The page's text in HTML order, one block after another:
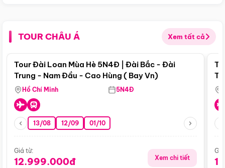
TOUR CHÂU Á Xem tất cả
Điểm nổi bật
Tour Đài Loan Mùa Hè 5N4Đ | Đài Bắc - Đài
Trung - Nam Đầu - Cao Hùng ( Bay Vn)
Hồ Chí Minh 5N4Đ
13/08 12/09 01/10
Giá từ:
12.999.000đ Xem chi tiết